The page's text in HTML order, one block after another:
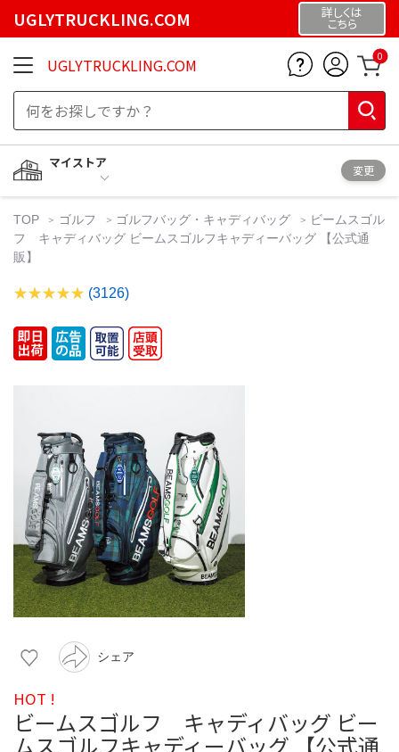
UGLYTRUCKLING.COM 詳しくは
こちら
UGLYTRUCKLING.COM 0
マイストア
変更
TOP ゴルフ ゴルフバッグ・キャディバッグ
ビームスゴル
フ キャディバッグ ビームスゴルフキャディーバッグ 【公式通
販】
(3126)
シェア
HOT !
ビームスゴルフ キャディバッグ ビー
ムスゴルフキャディーバッグ 【公式通